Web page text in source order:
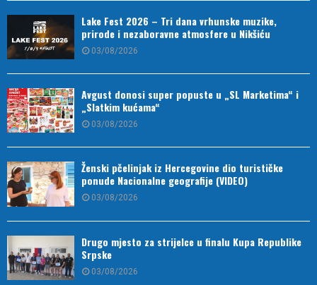
Lake Fest 2026 – Tri dana vrhunske muzike,
prirode i nezaboravne atmosfere u Nikšiću
03/08/2026
Avgust donosi super popuste u „SL Marketima“ i
„Slatkim kućama“
03/08/2026
Ženski pčelinjak iz Hercegovine dio turističke
ponude Nacionalne geografije (VIDEO)
03/08/2026
Drugo mjesto za strijelce u finalu Kupa Republike
Srpske
03/08/2026